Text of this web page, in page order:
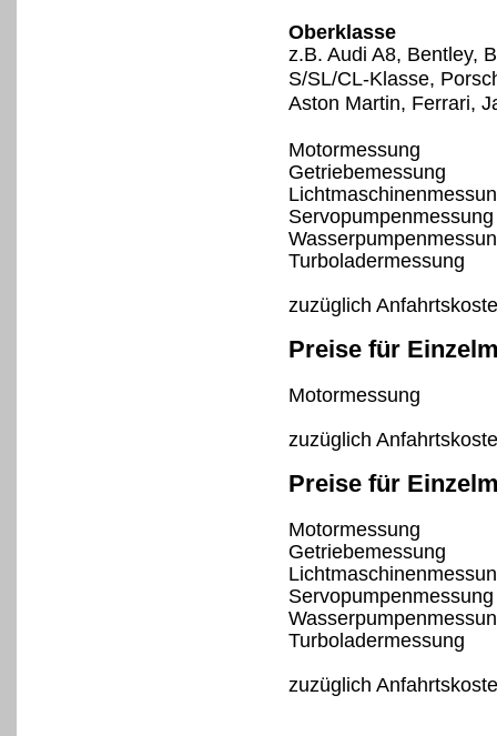
Oberklasse
z.B. Audi A8, Bentley,
S/SL/CL-Klasse,
Aston Martin, Ferrari,
Motormessung
Getriebemessung
Servopumpenmessung
Turboladermessung
zuzüglich
Preise für
Motormessung
zuzüglich
Preise für
Motormessung
Getriebemessung
Servopumpenmessung
Turboladermessung
zuzüglich